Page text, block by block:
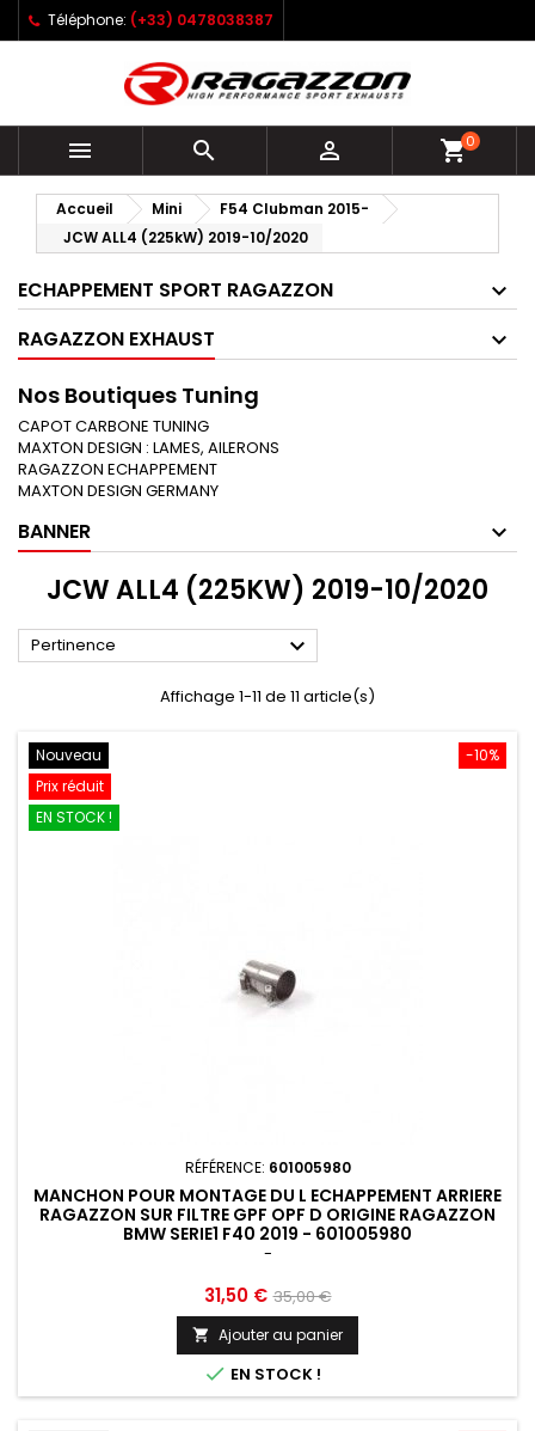
Téléphone: (+33) 0478038387
   shopping_cart0
Accueil Mini
F54 Clubman 2015-
JCW ALL4 (225kW) 2019-10/2020
ECHAPPEMENT SPORT RAGAZZON
RAGAZZON EXHAUST
Nos Boutiques Tuning
CAPOT CARBONE TUNING
MAXTON DESIGN : LAMES, AILERONS
RAGAZZON ECHAPPEMENT
MAXTON DESIGN GERMANY
BANNER
JCW ALL4 (225KW) 2019-10/2020
Pertinence 
Affichage 1-11 de 11 article(s)
-10%
Nouveau
Prix réduit
EN STOCK !
RÉFÉRENCE: 601005980
MANCHON POUR MONTAGE DU L ECHAPPEMENT ARRIERE
RAGAZZON SUR FILTRE GPF OPF D ORIGINE RAGAZZON
BMW SERIE1 F40 2019 - 601005980
-
Prix
31,50 € Prix
de
base
35,00 €
 Ajouter au panier
 EN STOCK !